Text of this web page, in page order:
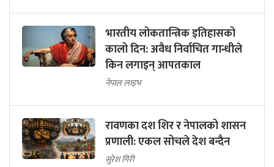
भारतीय लोकतान्त्रिक इतिहासको
कालो दिन: अवैध निर्वाचित गान्धीले
किन लगाइन् आपतकाल
नेपाल लाइभ
रावणका दश शिर र नेपालको शासन
प्रणाली: एकल सोचले देश बन्दैन
सुरेश गिरी